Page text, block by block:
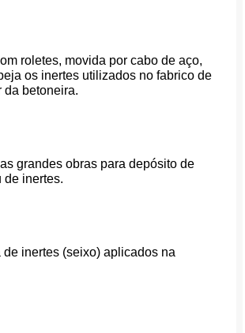
roletes, movida por cabo de aço,
os inertes utilizados no fabrico de
da betoneira.
grandes obras para depósito de
de inertes.
de inertes (seixo) aplicados na